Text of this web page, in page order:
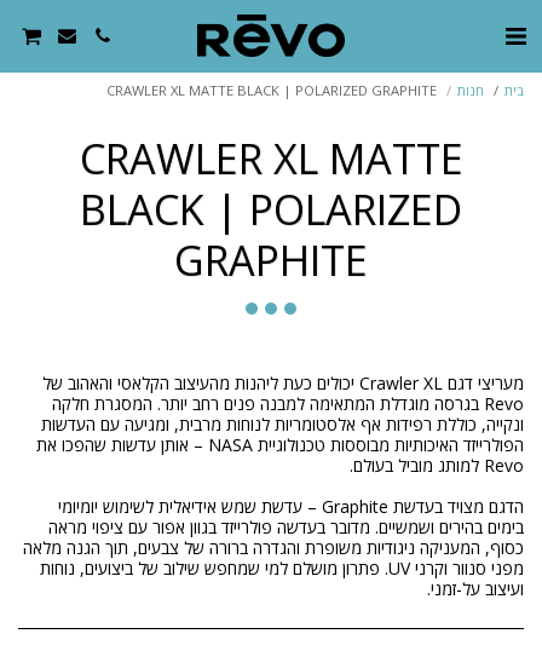
בית חנות CRAWLER XL MATTE BLACK | POLARIZED GRAPHITE
CRAWLER XL MATTE
BLACK | POLARIZED
GRAPHITE
מעריצי דגם Crawler XL יכולים כעת ליהנות מהעיצוב הקלאסי והאהוב של
Revo בגרסה מוגדלת המתאימה למבנה פנים רחב יותר. המסגרת חלקה
ונקייה, כוללת רפידות אף אלסטומריות לנוחות מרבית, ומגיעה עם העדשות
הפולרייזד האיכותיות מבוססות טכנולוגיית NASA – אותן עדשות שהפכו את
הדגם מצויד בעדשת Graphite – עדשת שמש אידיאלית לשימוש יומיומי
בימים בהירים ושמשיים. מדובר בעדשה פולרייזד בגוון אפור עם ציפוי מראה
כסוף, המעניקה ניגודיות משופרת והגדרה ברורה של צבעים, תוך הגנה מלאה
מפני סנוור וקרני UV. פתרון מושלם למי שמחפש שילוב של ביצועים, נוחות
ועיצוב על-זמני.